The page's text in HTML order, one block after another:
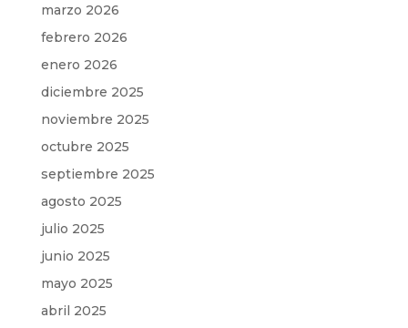
marzo 2026
febrero 2026
enero 2026
diciembre 2025
noviembre 2025
octubre 2025
septiembre 2025
agosto 2025
julio 2025
junio 2025
mayo 2025
abril 2025